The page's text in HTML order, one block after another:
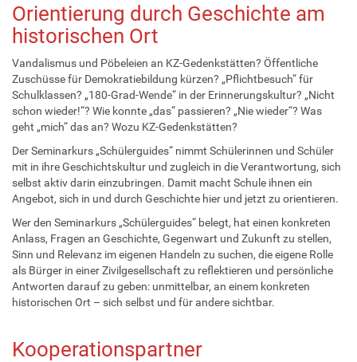
Orientierung durch Geschichte am
historischen Ort
Vandalismus und Pöbeleien an KZ-Gedenkstätten? Öffentliche
Zuschüsse für Demokratiebildung kürzen? „Pflichtbesuch“ für
Schulklassen? „180-Grad-Wende“ in der Erinnerungskultur? „Nicht
schon wieder!“? Wie konnte „das“ passieren? „Nie wieder“? Was
geht „mich“ das an? Wozu KZ-Gedenkstätten?
Der Seminarkurs „Schülerguides“ nimmt Schülerinnen und Schüler
mit in ihre Geschichtskultur und zugleich in die Verantwortung, sich
selbst aktiv darin einzubringen. Damit macht Schule ihnen ein
Angebot, sich in und durch Geschichte hier und jetzt zu orientieren.
Wer den Seminarkurs „Schülerguides“ belegt, hat einen konkreten
Anlass, Fragen an Geschichte, Gegenwart und Zukunft zu stellen,
Sinn und Relevanz im eigenen Handeln zu suchen, die eigene Rolle
als Bürger in einer Zivilgesellschaft zu reflektieren und persönliche
Antworten darauf zu geben: unmittelbar, an einem konkreten
historischen Ort – sich selbst und für andere sichtbar.
Kooperationspartner